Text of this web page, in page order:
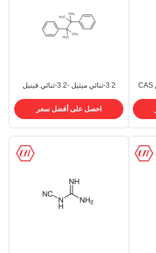
5-فورميل ساليسيليك حمض CAS
2 3-ثنائي ميثيل -2 3-ثنائي فينيل
وسيطة صيدلانية
احصل على أفضل سعر